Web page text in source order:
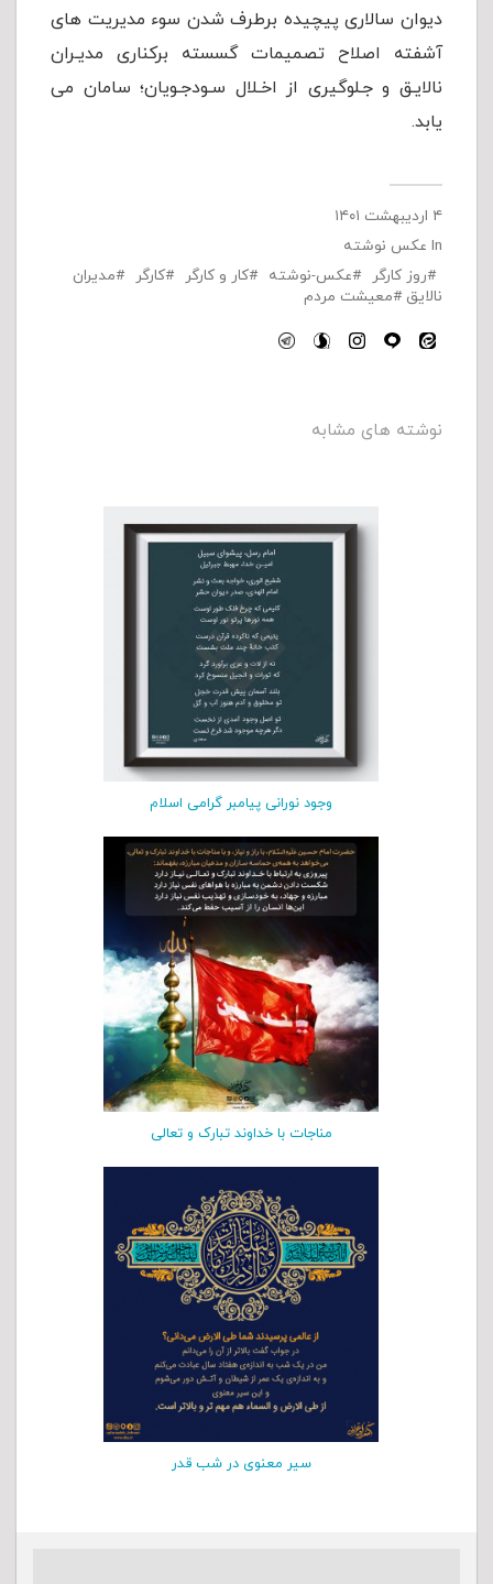
دیوان سالاری پیچیده برطرف شدن سوء مدیریت های
آشفته اصلاح تصمیمات گسسته برکناری مدیـران
نالایـق و جـلوگیری از اخـلال سـودجـویان؛ سامان می
یابد.
۴ اردیبهشت ۱۴۰۱
In عکس نوشته
روز کارگر
عکس-نوشته کار و کارگر کارگر
مدیران
نالایق
معیشت مردم
نوشته های مشابه
وجود نورانی پیامبر گرامی اسلام
مناجات با خداوند تبارک و تعالی
سیر معنوی در شب قدر